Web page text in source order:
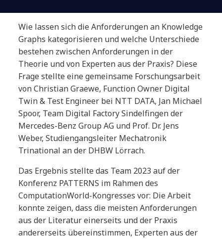
Wie lassen sich die Anforderungen an Knowledge
Graphs kategorisieren und welche Unterschiede
bestehen zwischen Anforderungen in der
Theorie und von Experten aus der Praxis? Diese
Frage stellte eine gemeinsame Forschungsarbeit
von Christian Graewe, Function Owner Digital
Twin & Test Engineer bei NTT DATA, Jan Michael
Spoor, Team Digital Factory Sindelfingen der
Mercedes-Benz Group AG und Prof. Dr. Jens
Weber, Studiengangsleiter Mechatronik
Trinational an der DHBW Lörrach.
Das Ergebnis stellte das Team 2023 auf der
Konferenz PATTERNS im Rahmen des
ComputationWorld-Kongresses vor: Die Arbeit
konnte zeigen, dass die meisten Anforderungen
aus der Literatur einerseits und der Praxis
andererseits übereinstimmen, Experten aus der